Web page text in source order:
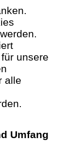
unsere
alle
Umfang